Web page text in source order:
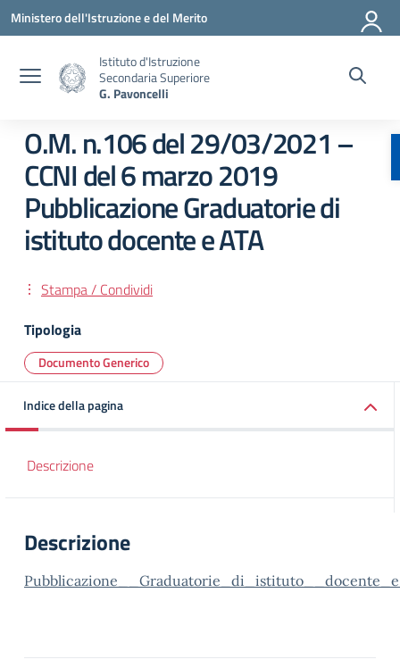
Vai ai contenuti
Vai al menu di navigazione
Vai al footer
Ministero dell'Istruzione e del Merito
Istituto d'Istruzione
Secondaria Superiore
G. Pavoncelli
O.M. n.106 del 29/03/2021 –
CCNI del 6 marzo 2019
Pubblicazione Graduatorie di
istituto docente e ATA
Stampa / Condividi
Tipologia
Documento Generico
Indice della pagina
Descrizione
Descrizione